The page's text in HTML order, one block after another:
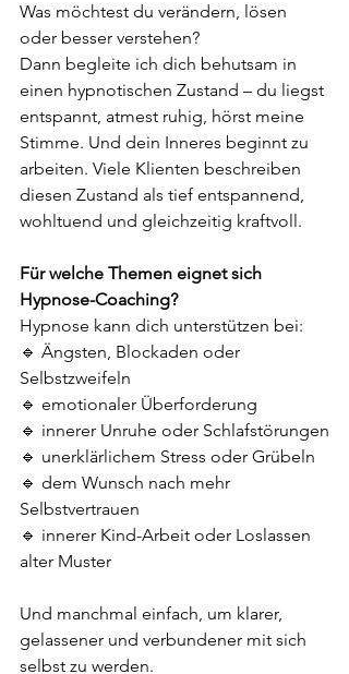
Was möchtest du verändern, lösen
oder besser verstehen?
Dann begleite ich dich behutsam in
einen hypnotischen Zustand – du liegst
entspannt, atmest ruhig, hörst meine
Stimme. Und dein Inneres beginnt zu
arbeiten. Viele Klienten beschreiben
diesen Zustand als tief entspannend,
wohltuend und gleichzeitig kraftvoll.
Für welche Themen eignet sich
Hypnose-Coaching?
Hypnose kann dich unterstützen bei:
🔹 Ängsten, Blockaden oder
Selbstzweifeln
🔹 emotionaler Überforderung
🔹 innerer Unruhe oder Schlafstörungen
🔹 unerklärlichem Stress oder Grübeln
🔹 dem Wunsch nach mehr
Selbstvertrauen
🔹 innerer Kind-Arbeit oder Loslassen
alter Muster
Und manchmal einfach, um klarer,
gelassener und verbundener mit sich
selbst zu werden.